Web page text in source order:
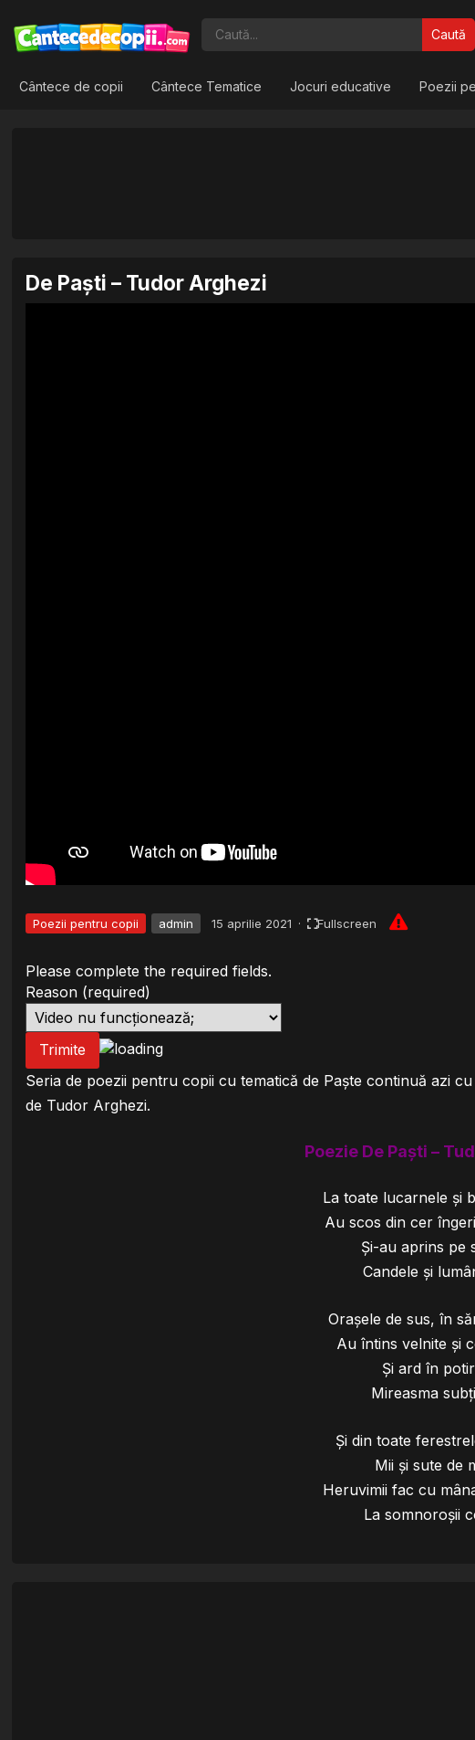
Caută
Cântece de copii Cântece Tematice Jocuri educative Poezii
De Paști – Tudor Arghezi
Poezii pentru copii admin 15 aprilie 2021 · Fullscreen
Please complete the required fields.
Reason (required)
Trimite
Seria de poezii pentru copii cu tematică de Paște continuă azi
de Tudor Arghezi.
Poezie De Paști –
La toate lucarnele și
Au scos din cer
Și-au aprins pe
Candele și
Orașele de sus, în
Au întins velnite și
Și ard în
Mireasma
Și din toate
Mii și sute de
Heruvimii fac cu
La somnoroșii